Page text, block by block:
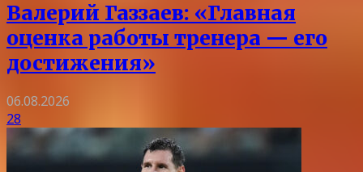
Валерий Газзаев: «Главная
оценка работы тренера — его
достижения»
06.08.2026
28